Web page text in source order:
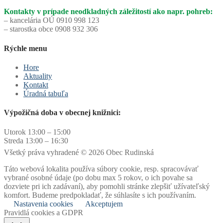
Kontakty v prípade neodkladných záležitostí ako napr. pohreb:
– kancelária OÚ 0910 998 123
– starostka obce 0908 932 306
Rýchle menu
Hore
Aktuality
Kontakt
Úradná tabuľa
Výpožičná doba v obecnej knižnici:
Utorok 13:00 – 15:00
Streda 13:00 – 16:30
Všetký práva vyhradené © 2026 Obec Rudinská
Táto webová lokalita používa súbory cookie, resp. spracovávať
vybrané osobné údaje (po dobu max 5 rokov, o ich povahe sa
dozviete pri ich zadávaní), aby pomohli stránke zlepšiť užívateľský
komfort. Budeme predpokladať, že súhlasíte s ich používaním.
Nastavenia cookies
Akceptujem
Pravidlá cookies a GDPR